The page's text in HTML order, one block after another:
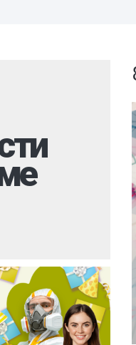
Дезинфекция
При
Обработка
Санитарная
Туалеты и
Дезинфекция
места